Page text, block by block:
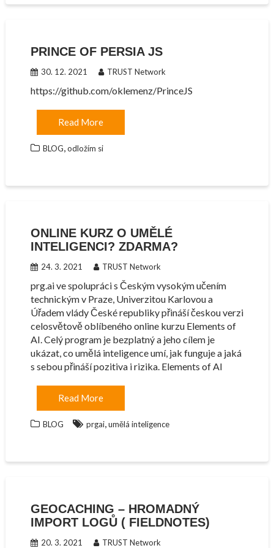
PRINCE OF PERSIA JS
30. 12. 2021 TRUST Network
https://github.com/oklemenz/PrinceJS
Read More
BLOG,odložím si
ONLINE KURZ O UMĚLÉ
INTELIGENCI? ZDARMA?
24. 3. 2021 TRUST Network
prg.ai ve spolupráci s Českým vysokým učením
technickým v Praze, Univerzitou Karlovou a
Úřadem vlády České republiky přináší českou verzi
celosvětově oblíbeného online kurzu Elements of
AI. Celý program je bezplatný a jeho cílem je
ukázat, co umělá inteligence umí, jak funguje a jaká
s sebou přináší pozitiva i rizika. Elements of AI
Read More
BLOG prgai,umělá inteligence
GEOCACHING – HROMADNÝ
IMPORT LOGŮ ( FIELDNOTES)
20. 3. 2021 TRUST Network